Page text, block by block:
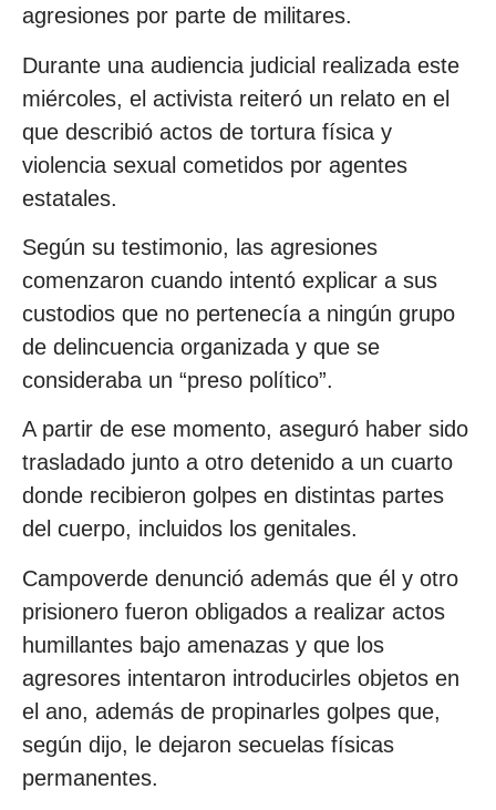
agresiones por parte de militares.
Durante una audiencia judicial realizada este
miércoles, el activista reiteró un relato en el
que describió actos de tortura física y
violencia sexual cometidos por agentes
estatales.
Según su testimonio, las agresiones
comenzaron cuando intentó explicar a sus
custodios que no pertenecía a ningún grupo
de delincuencia organizada y que se
consideraba un “preso político”.
A partir de ese momento, aseguró haber sido
trasladado junto a otro detenido a un cuarto
donde recibieron golpes en distintas partes
del cuerpo, incluidos los genitales.
Campoverde denunció además que él y otro
prisionero fueron obligados a realizar actos
humillantes bajo amenazas y que los
agresores intentaron introducirles objetos en
el ano, además de propinarles golpes que,
según dijo, le dejaron secuelas físicas
permanentes.